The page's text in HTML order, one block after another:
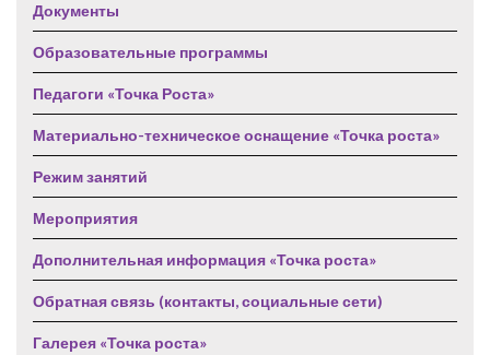
Документы
Образовательные программы
Педагоги «Точка Роста»
Материально-техническое оснащение «Точка роста»
Режим занятий
Мероприятия
Дополнительная информация «Точка роста»
Обратная связь (контакты, социальные сети)
Галерея «Точка роста»